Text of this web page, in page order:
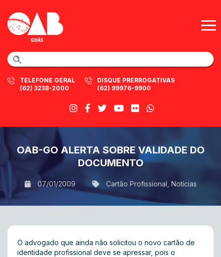
TELEFONE GERAL
(62) 3238-2000
DISQUE PRERROGATIVAS
(62) 99976-9900
OAB-GO ALERTA SOBRE VALIDADE DO
DOCUMENTO
07/01/2009 Cartão Profissional Notícias
O advogado que ainda não solicitou o novo cartão de
identidade profissional deve se apressar, pois o